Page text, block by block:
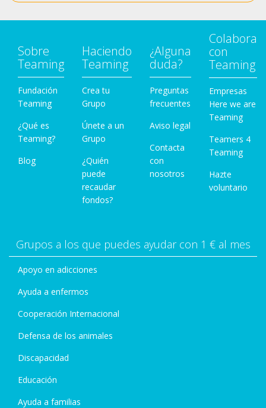
Sobre
Teaming
Fundación
Teaming
¿Qué es
Teaming?
Blog
Haciendo
Teaming
Crea tu
Grupo
Únete a un
Grupo
¿Quién
puede
recaudar
fondos?
¿Alguna
duda?
Preguntas
frecuentes
Aviso legal
Contacta
con
nosotros
Colabora
con
Teaming
Empresas
Here we are
Teaming
Teamers 4
Teaming
Hazte
voluntario
Grupos a los que puedes ayudar con 1 € al mes
Apoyo en adicciones
Ayuda a enfermos
Cooperación Internacional
Defensa de los animales
Discapacidad
Educación
Ayuda a familias